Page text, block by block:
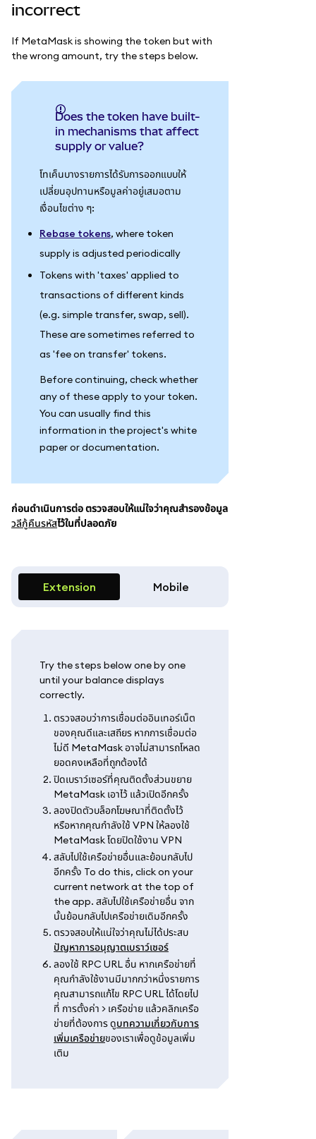
incorrect
If MetaMask is showing the token but with
the wrong amount, try the steps below.
Does the token have built-
in mechanisms that affect
supply or value?
โทเค็นบางรายการได้รับการออกแบบให้
เปลี่ยนอุปทานหรือมูลค่าอยู่เสมอตาม
เงื่อนไขต่าง ๆ:
Rebase tokens, where token
supply is adjusted periodically
Tokens with 'taxes' applied to
transactions of different kinds
(e.g. simple transfer, swap, sell).
These are sometimes referred to
as 'fee on transfer' tokens.
Before continuing, check whether
any of these apply to your token.
You can usually find this
information in the project's white
paper or documentation.
ก่อนดำเนินการต่อ ตรวจสอบให้แน่ใจว่าคุณสำรองข้อมูล
วลีกู้คืนรหัสไว้ในที่ปลอดภัย
Extension Mobile
Try the steps below one by one
until your balance displays
correctly.
ตรวจสอบว่าการเชื่อมต่ออินเทอร์เน็ต
ของคุณดีและเสถียร หากการเชื่อมต่อ
ไม่ดี MetaMask อาจไม่สามารถโหลด
ยอดคงเหลือที่ถูกต้องได้
ปิดเบราว์เซอร์ที่คุณติดตั้งส่วนขยาย
MetaMask เอาไว้ แล้วเปิดอีกครั้ง
ลองปิดตัวบล็อกโฆษณาที่ติดตั้งไว้
หรือหากคุณกำลังใช้ VPN ให้ลองใช้
MetaMask โดยปิดใช้งาน VPN
สลับไปใช้เครือข่ายอื่นและย้อนกลับไป
อีกครั้ง To do this, click on your
current network at the top of
the app. สลับไปใช้เครือข่ายอื่น จาก
นั้นย้อนกลับไปเครือข่ายเดิมอีกครั้ง
ตรวจสอบให้แน่ใจว่าคุณไม่ได้ประสบ
ปัญหาการอนุญาตเบราว์เซอร์
ลองใช้ RPC URL อื่น หากเครือข่ายที่
คุณกำลังใช้งานมีมากกว่าหนึ่งรายการ
คุณสามารถแก้ไข RPC URL ได้โดยไป
ที่ การตั้งค่า > เครือข่าย แล้วคลิกเครือ
ข่ายที่ต้องการ ดูบทความเกี่ยวกับการ
เพิ่มเครือข่ายของเราเพื่อดูข้อมูลเพิ่ม
เติม